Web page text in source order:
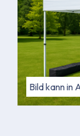
Bild kann in